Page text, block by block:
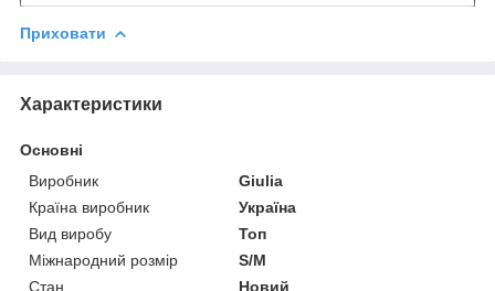
Приховати
Характеристики
Основні
Виробник
Giulia
Країна виробник
Україна
Вид виробу
Топ
Міжнародний розмір
S/M
Стан
Новий